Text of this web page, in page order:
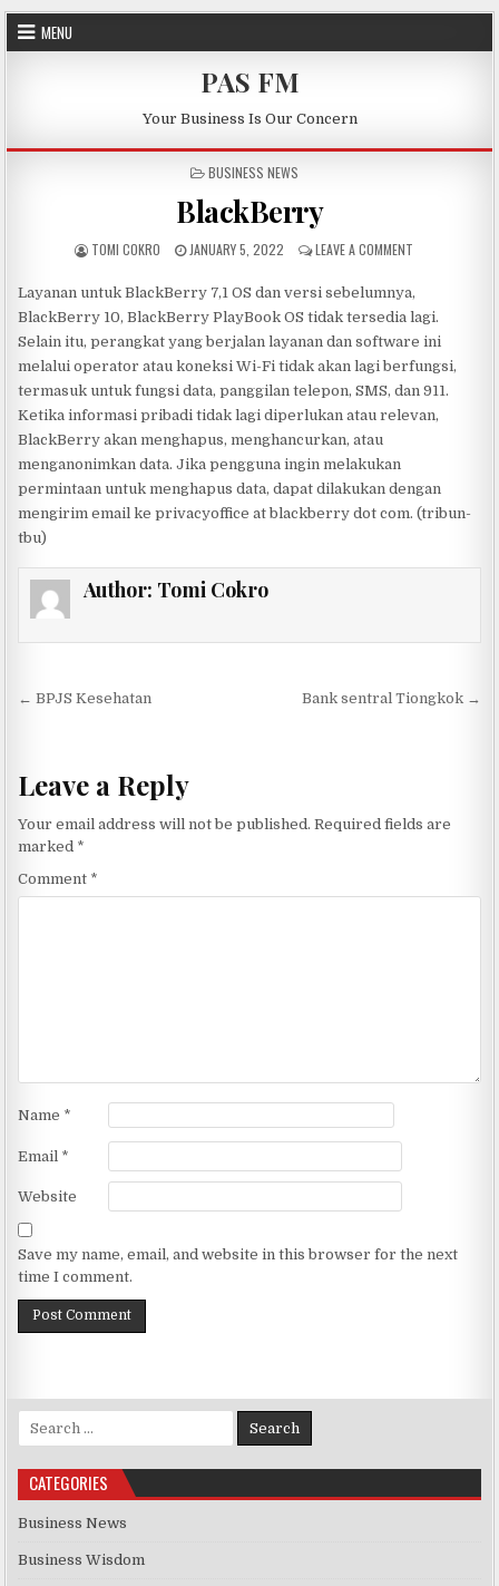
Skip to content
MENU
PAS FM
Your Business Is Our Concern
POSTED IN
BUSINESS NEWS
BlackBerry
AUTHOR:
TOMI COKRO PUBLISHED DATE:
JANUARY 5, 2022 LEAVE A COMMENT
Layanan untuk BlackBerry 7,1 OS dan versi sebelumnya,
BlackBerry 10, BlackBerry PlayBook OS tidak tersedia lagi.
Selain itu, perangkat yang berjalan layanan dan software ini
melalui operator atau koneksi Wi-Fi tidak akan lagi berfungsi,
termasuk untuk fungsi data, panggilan telepon, SMS, dan 911.
Ketika informasi pribadi tidak lagi diperlukan atau relevan,
BlackBerry akan menghapus, menghancurkan, atau
menganonimkan data. Jika pengguna ingin melakukan
permintaan untuk menghapus data, dapat dilakukan dengan
mengirim email ke privacyoffice at blackberry dot com. (tribun-
tbu)
Author: Tomi Cokro
Post navigation
← BPJS Kesehatan Bank sentral Tiongkok →
Leave a Reply
Your email address will not be published. Required fields are
marked *
Comment *
Name *
Email *
Website
Save my name, email, and website in this browser for the next
time I comment.
Search for:
CATEGORIES
Business News
Business Wisdom